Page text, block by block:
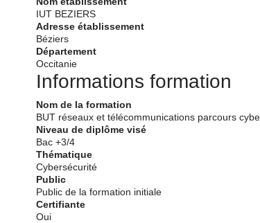
IUT BEZIERS
Adresse établissement
Béziers
Département
Occitanie
Informations formation
Nom de la formation
BUT réseaux et télécommunications parcours
Niveau de diplôme visé
Bac +3/4
Thématique
Cybersécurité
Public
Public de la formation initiale
Certifiante
Oui